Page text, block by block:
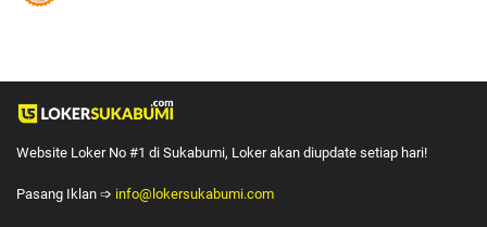
Website Loker No #1 di Sukabumi, Loker akan diupdate setiap hari!
Pasang Iklan ➩ info@lokersukabumi.com